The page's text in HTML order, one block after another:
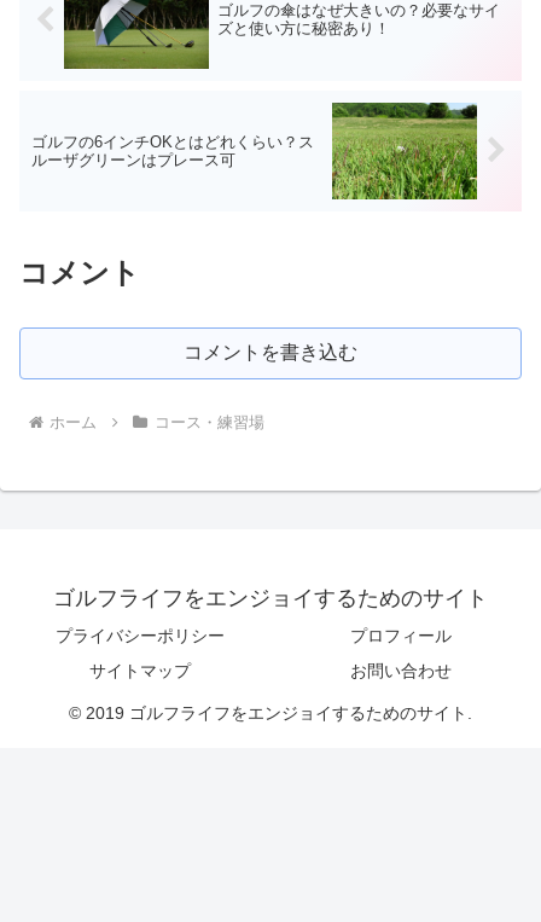
ゴルフの傘はなぜ大きいの？必要なサイ
ズと使い方に秘密あり！
ゴルフの6インチOKとはどれくらい？ス
ルーザグリーンはプレース可
コメント
コメントを書き込む
ホーム コース・練習場
ゴルフライフをエンジョイするためのサイト
プライバシーポリシー
プロフィール
サイトマップ
お問い合わせ
© 2019 ゴルフライフをエンジョイするためのサイト.